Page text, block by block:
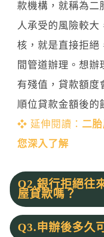
款機構，就稱為二
人承受的風險較大
核，就是直接拒絕
間管道辦理。想辦
有殘值，貸款額度
順位貸款金額後的
❖ 延伸閱讀： 二
您深入了解
Q2.銀行拒絕往
屋貸款嗎？
Q3.申辦後多久